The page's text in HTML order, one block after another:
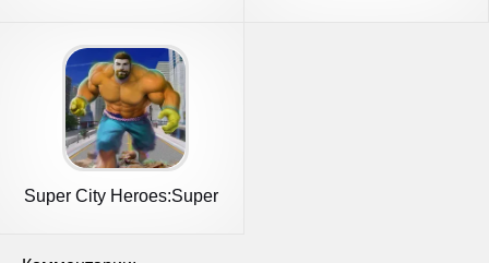
Super City Heroes:Super